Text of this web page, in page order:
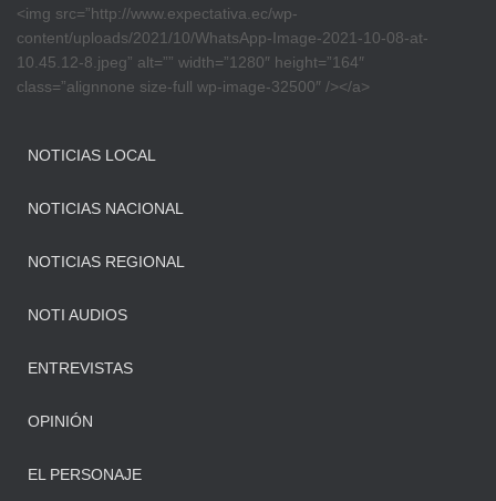
<img src=”http://www.expectativa.ec/wp-
content/uploads/2021/10/WhatsApp-Image-2021-10-08-at-
10.45.12-8.jpeg” alt=”” width=”1280″ height=”164″
class=”alignnone size-full wp-image-32500″ /></a>
NOTICIAS LOCAL
NOTICIAS NACIONAL
NOTICIAS REGIONAL
NOTI AUDIOS
ENTREVISTAS
OPINIÓN
EL PERSONAJE